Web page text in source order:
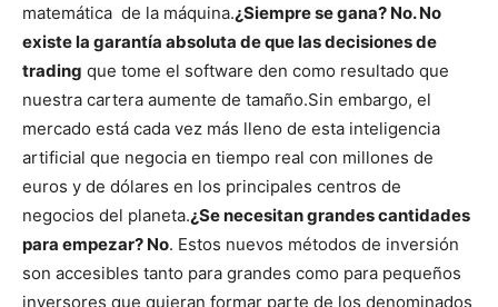
matemática de la máquina.¿Siempre se gana? No. No
existe la garantía absoluta de que las decisiones de
trading que tome el software den como resultado que
nuestra cartera aumente de tamaño.Sin embargo, el
mercado está cada vez más lleno de esta inteligencia
artificial que negocia en tiempo real con millones de
euros y de dólares en los principales centros de
negocios del planeta.¿Se necesitan grandes cantidades
para empezar? No. Estos nuevos métodos de inversión
son accesibles tanto para grandes como para pequeños
inversores que quieran formar parte de los denominados